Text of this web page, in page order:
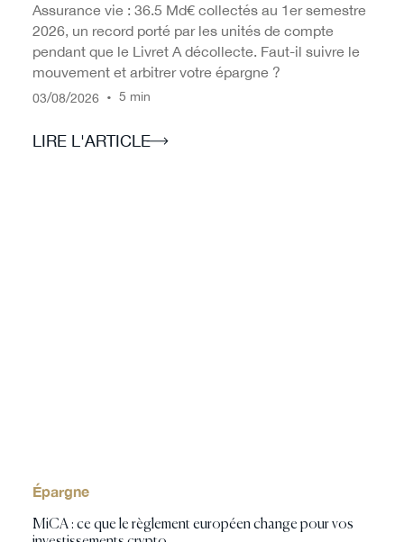
Assurance vie : 36.5 Md€ collectés au 1er semestre
2026, un record porté par les unités de compte
pendant que le Livret A décollecte. Faut-il suivre le
mouvement et arbitrer votre épargne ?
03/08/2026 • 5 min
LIRE L'ARTICLE
Épargne
MiCA : ce que le règlement européen change pour vos